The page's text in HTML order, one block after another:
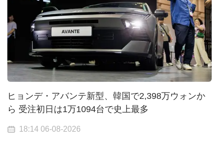
ヒョンデ・アバンテ新型、韓国で2,398万ウォンか
ら 受注初日は1万1094台で史上最多
18:14 06-08-2026